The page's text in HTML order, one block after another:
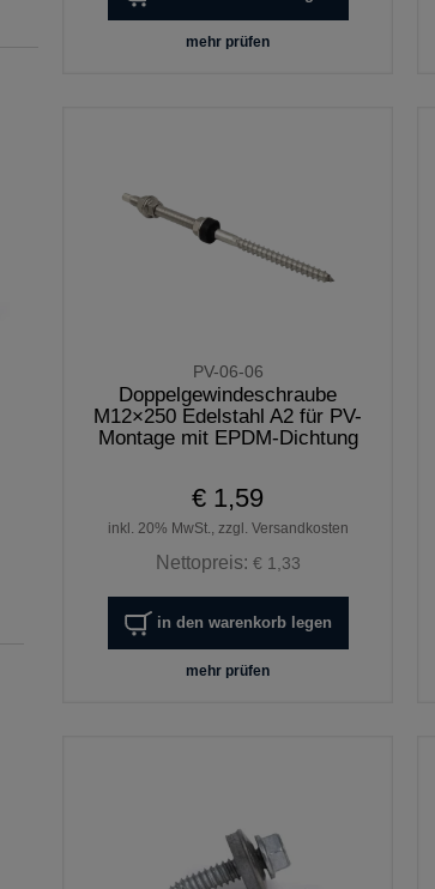
mehr prüfen
PV-06-06
Doppelgewindeschraube
M12×250 Edelstahl A2 für PV-
Montage mit EPDM-Dichtung
€ 1,59
inkl. 20% MwSt., zzgl. Versandkosten
Nettopreis: € 1,33
in den warenkorb legen
mehr prüfen